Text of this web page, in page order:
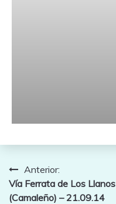
Navegación
de
Anterior:
Vía Ferrata de Los Llanos
(Camaleño) – 21.09.14